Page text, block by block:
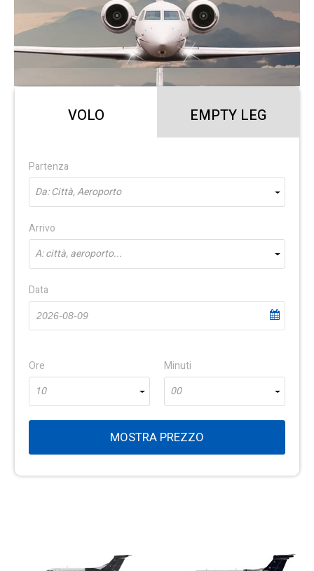
VOLO EMPTY LEG
Partenza
Da: Città, Aeroporto
Arrivo
A: città, aeroporto...
Data
Ore
10
Minuti
00
MOSTRA PREZZO